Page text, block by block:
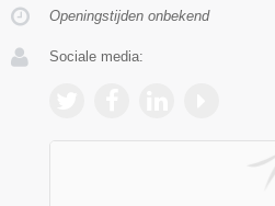
Openingstijden onbekend
Sociale media: